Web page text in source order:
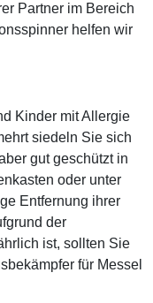
Partner im Bereich
helfen wir
Kinder mit Allergie
siedeln Sie sich
gut geschützt in
oder unter
Entfernung ihrer
der
ist, sollten Sie
für Messel